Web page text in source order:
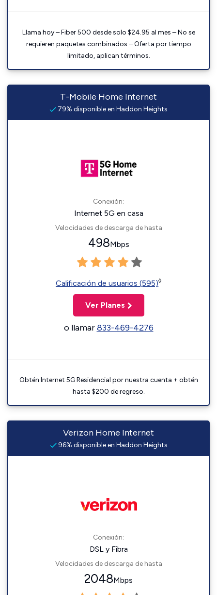
Llama hoy – Fiber 500 desde solo $24.95 al mes – No se
requieren paquetes combinados – Oferta por tiempo
limitado, aplican términos.
T-Mobile Home Internet
79% disponible en Haddon Heights
Conexión:
Internet 5G en casa
Velocidades de descarga de hasta
498Mbps
Calificación de usuarios (595)◊
Ver Planes
o llamar833-469-4276
Obtén Internet 5G Residencial por nuestra cuenta + obtén
hasta $200 de regreso.
Verizon Home Internet
96% disponible en Haddon Heights
Conexión:
DSL y Fibra
Velocidades de descarga de hasta
2048Mbps